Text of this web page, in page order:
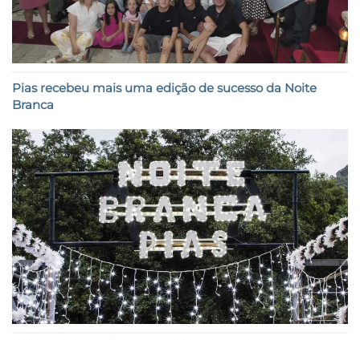
Pias recebeu mais uma edição de sucesso da Noite
Branca